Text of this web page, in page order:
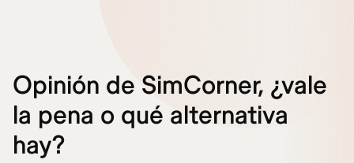
Opinión de SimCorner, ¿vale
la pena o qué alternativa
hay?